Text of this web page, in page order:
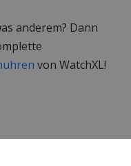
anderem? Dann
von WatchXL!